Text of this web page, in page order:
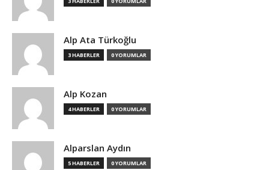
Alp Ata Türkoğlu
3 HABERLER 0 YORUMLAR
Alp Kozan
4 HABERLER 0 YORUMLAR
Alparslan Aydın
5 HABERLER 0 YORUMLAR